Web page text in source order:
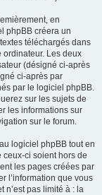
en
phpBB créera un
téléchargés dans
ordinateur. Les deux
(désigné ci-après
ci-après par
par le logiciel phpBB.
sur les sujets de
les informations sur
sur le forum.
logiciel phpBB tout en
ceux-ci soient hors de
les pages créées par
l’information que vous
n’est pas limité à : la